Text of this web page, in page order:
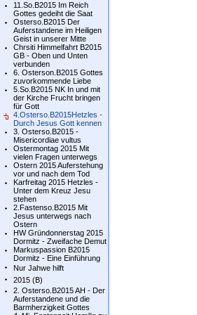
11.So.B2015 Im Reich
Gottes gedeiht die Saat
Osterso.B2015 Der
Auferstandene im Heiligen
Geist in unserer Mitte
Chrsiti Himmelfahrt B2015
GB - Oben und Unten
verbunden
6. Osterson.B2015 Gottes
zuvorkommende Liebe
5.So.B2015 NK In und mit
der Kirche Frucht bringen
für Gott
4.Osterso.B2015Hetzles -
Durch Jesus Gott kennen
3. Osterso.B2015 -
Misericordiae vultus
Ostermontag 2015 Mit
vielen Fragen unterwegs
Ostern 2015 Auferstehung
vor und nach dem Tod
Karfreitag 2015 Hetzles -
Unter dem Kreuz Jesu
stehen
2.Fastenso.B2015 Mit
Jesus unterwegs nach
Ostern
HW Gründonnerstag 2015
Dormitz - Zweifache Demut
Markuspassion B2015
Dormitz - Eine Einführung
Nur Jahwe hilft
2015 (B)
2. Osterso.B2015 AH - Der
Auferstandene und die
Barmherzigkeit Gottes